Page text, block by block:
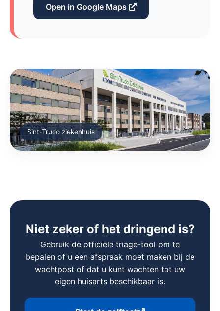
Open in Google Maps
Sint-Trudo ziekenhuis
Niet zeker of het dringend is?
Gebruik de officiële triage-tool om te
bepalen of u een afspraak moet maken bij de
wachtpost of dat u kunt wachten tot uw
eigen huisarts beschikbaar is.